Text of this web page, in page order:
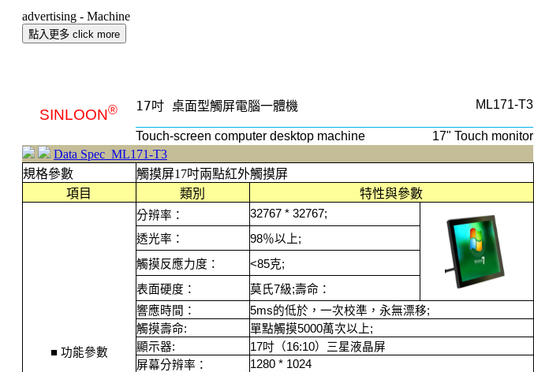
advertising - Machine
點入更多 click more
SINLOON® 17吋 桌面型觸屏電腦一體機 ML171-T3
Touch-screen computer desktop machine
17" Touch monitor
Data Spec ML171-T3
規格參數
觸摸屏17吋兩點紅外觸摸屏
項目
類別 特性與參數
■功能參數
分辨率：
32767 * 32767;
透光率：
98％以上;
觸摸反應力度：
<85克;
表面硬度：
莫氏7級;壽命：
響應時間：
5ms的低於，一次校準，永無漂移;
觸摸壽命: 單點觸摸5000萬次以上;
顯示器: 17吋（16:10）三星液晶屏
屏幕分辨率：
1280 * 1024